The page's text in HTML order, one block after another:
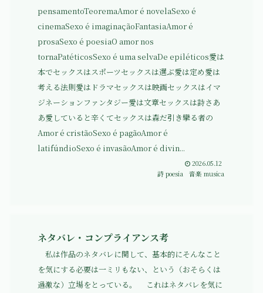
pensamentoTeoremaAmor é novelaSexo é
cinemaSexo é imaginaçãoFantasiaAmor é
prosaSexo é poesiaO amor nos
tornaPatéticosSexo é uma selvaDe epiléticos愛は
本でセックスはスポーツセックスは選ぶ愛は定め愛は
考える法則愛はドラマセックスは映画セックスはイマ
ジネーションファンタジー愛は文章セックスは詩さあ
あ愛していると辛くてセックスは森だ引き攣る者の
Amor é cristãoSexo é pagãoAmor é
latifúndioSexo é invasãoAmor é divin...
2026.05.12
詩 poesia
音楽 musica
ネタバレ・コンプライアンス考
私は作品のネタバレに関して、基本的にそんなこと
を気にする必要は一ミリもない、という（おそらくは
過激な）立場をとっている。 これはネタバレを気に